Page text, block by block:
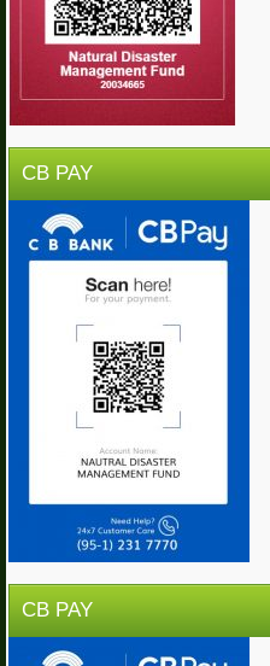
CB PAY
CB PAY